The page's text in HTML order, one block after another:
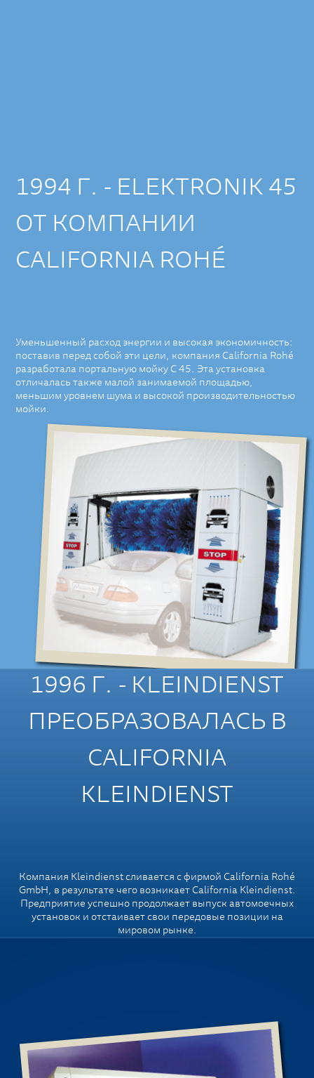
1994 Г. - ELEKTRONIK 45
ОТ КОМПАНИИ
CALIFORNIA ROHÉ
Уменьшенный расход энергии и высокая экономичность:
поставив перед собой эти цели, компания California Rohé
разработала портальную мойку С 45. Эта установка
отличалась также малой занимаемой площадью,
меньшим уровнем шума и высокой производительностью
мойки.
1996 Г. - KLEINDIENST
ПРЕОБРАЗОВАЛАСЬ В
CALIFORNIA
KLEINDIENST
Компания Kleindienst сливается с фирмой California Rohé
GmbH, в результате чего возникает California Kleindienst.
Предприятие успешно продолжает выпуск автомоечных
установок и отстаивает свои передовые позиции на
мировом рынке.